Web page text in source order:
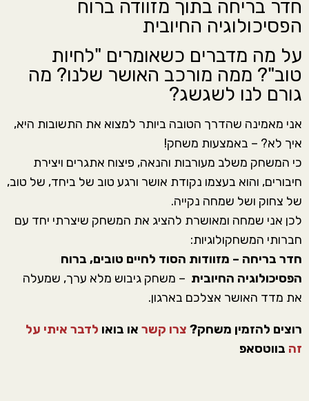
חדר בריחה בתוך מזוודה ברוח
הפסיכולוגיה החיובית
על מה מדברים כשאומרים "לחיות
טוב"? ממה מורכב האושר שלנו? מה
גורם לנו לשגשג?​
אני מאמינה שהדרך הטובה ביותר למצוא את התשובות היא,
איך לא? – באמצעות משחק!
כי המשחק משלב מעורבות והנאה, פיצוח אתגרים ויצירת
חיבורים, והוא בעצמו נקודת אושר ורגע טוב של ביחד, של טוב,
של צחוק ושל שמחה נקייה.
לכן אני שמחה ומאושרת להציג את המשחק שיצרתי יחד עם
חברותי המשחקולוגיות:
חדר בריחה – מזוודות הסוד לחיים טובים, ברוח
הפסיכולוגיה החיובית – משחק גיבוש מלא ערך, שמעלה
את מדד האושר אצלכם בארגון.
רוצים להזמין משחק? צרו קשר או בואו לדבר איתי על
זה בווטסאפ